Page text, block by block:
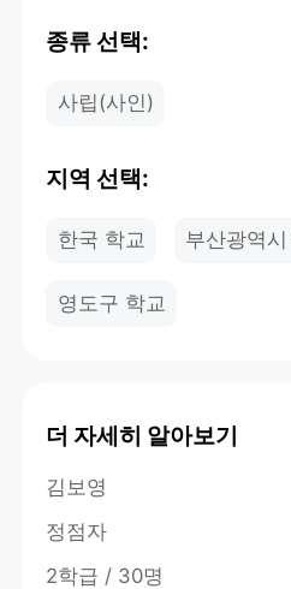
종류 선택:
사립(사인)
지역 선택:
한국 학교 부산광역
영도구 학교
더 자세히 알아보기
김보영
정점자
2학급 / 30명